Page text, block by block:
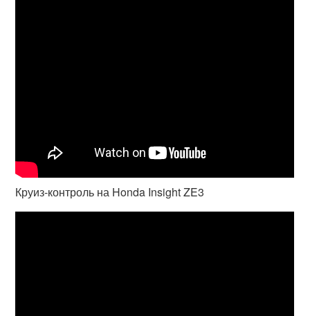
Круиз-контроль на Honda Insight ZE3